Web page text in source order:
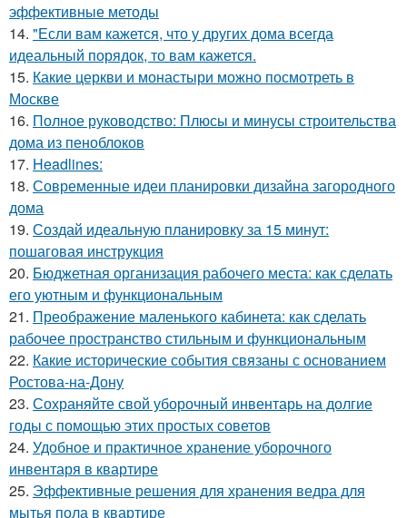
эффективные методы
14. "Если вам кажется, что у других дома всегда
идеальный порядок, то вам кажется.
15. Какие церкви и монастыри можно посмотреть в
Москве
16. Полное руководство: Плюсы и минусы строительства
дома из пеноблоков
17. Headlines:
18. Современные идеи планировки дизайна загородного
дома
19. Создай идеальную планировку за 15 минут:
пошаговая инструкция
20. Бюджетная организация рабочего места: как сделать
его уютным и функциональным
21. Преображение маленького кабинета: как сделать
рабочее пространство стильным и функциональным
22. Какие исторические события связаны с основанием
Ростова-на-Дону
23. Сохраняйте свой уборочный инвентарь на долгие
годы с помощью этих простых советов
24. Удобное и практичное хранение уборочного
инвентаря в квартире
25. Эффективные решения для хранения ведра для
мытья пола в квартире